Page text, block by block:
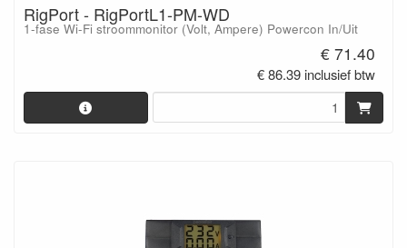
RigPort - RigPortL1-PM-WD
1-fase Wi-Fi stroommonitor (Volt, Ampere) Powercon In/Uit
€ 71.40
€ 86.39 inclusief btw